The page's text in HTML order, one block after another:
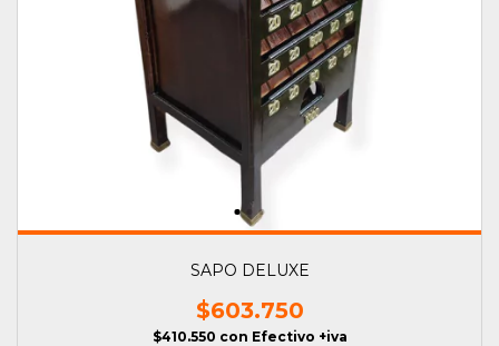
SAPO DELUXE
$603.750
$410.550 con Efectivo +iva